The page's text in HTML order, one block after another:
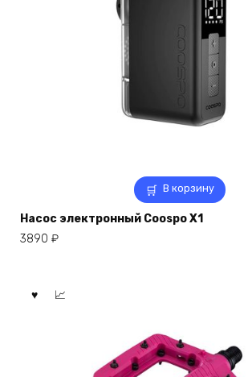
В корзину
Насос электронный Coospo X1
3890 ₽